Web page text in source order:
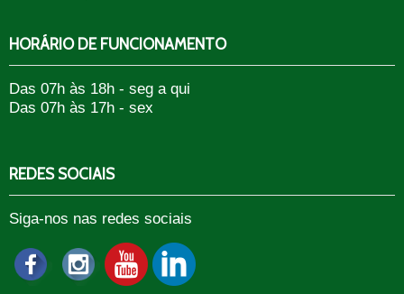
HORÁRIO DE FUNCIONAMENTO
Das 07h às 18h - seg a qui
Das 07h às 17h - sex
REDES SOCIAIS
Siga-nos nas redes sociais